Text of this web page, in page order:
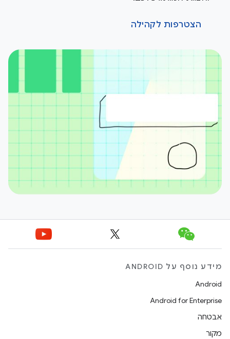
הצטרפות לקהילה
מידע נוסף על ANDROID
Android
Android for Enterprise
אבטחה
מקור